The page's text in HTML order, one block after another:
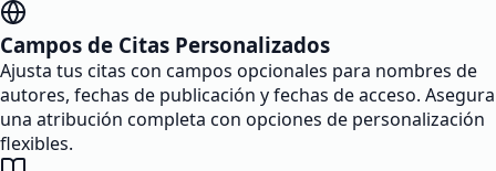
Campos de Citas Personalizados
Ajusta tus citas con campos opcionales para nombres de
autores, fechas de publicación y fechas de acceso. Asegura
una atribución completa con opciones de personalización
flexibles.